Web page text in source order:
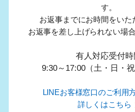
す。
お返事までにお時間をいた
お返事を差し上げられない場
有人対応受付時
9:30～17:00（土・日・祝
LINEお客様窓口のご利用
詳しくはこちら